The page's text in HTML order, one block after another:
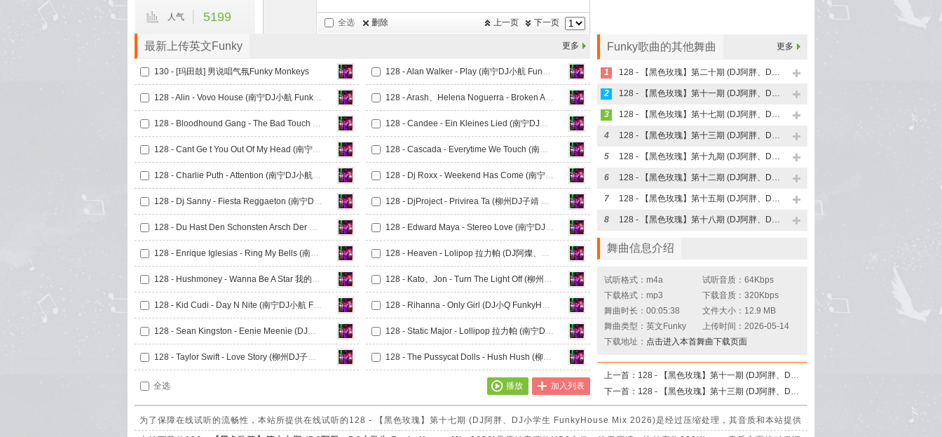
全选 删除 下一页
上一页
人气 5199
最新上传英文Funky 更多
130 - [玛田鼓] 男说唱气氛Funky Monkeys 128 - Alan Walker - Play (南宁DJ小航 FunkyHouse Mix)
128 - Alin - Vovo House (南宁DJ小航 FunkyHouse Mix) 128 - Arash、Helena Noguerra - Broken Angel (DJ小Q FunkyHouse Mix)
128 - Bloodhound Gang - The Bad Touch (DJ糖果、DJ小航 FunkyHouse Mix) 128 - Candee - Ein Kleines Lied (南宁DJ小航 FunkyHouse Mix)
128 - Cant Ge t You Out Of My Head (南宁DJ小航 FunkyHouse Mix) 128 - Cascada - Everytime We Touch (南宁DJ小航 FunkyHouse Mix)
128 - Charlie Puth - Attention (南宁DJ小航 FunkyHouse Mix) 128 - Dj Roxx - Weekend Has Come (南宁DJ小航 FunkyHouse Mix)
128 - Dj Sanny - Fiesta Reggaeton (南宁DJ小航 FunkyHouse Mix) 128 - DjProject - Privirea Ta (柳州DJ子靖 FunkyHouse Mix)
128 - Du Hast Den Schonsten Arsch Der Welt (南宁DJ小航 FunkyHouse Mix) 128 - Edward Maya - Stereo Love (南宁DJ小航 FunkyHouse Mix)
128 - Enrique Iglesias - Ring My Bells (南宁DJ小航 FunkyHouse Mix) 128 - Heaven - Lolipop 拉力帕 (DJ阿燦、DJ小航 FunkyHouse Mix)
128 - Hushmoney - Wanna Be A Star 我的披萨 (南宁DJ小航 FunkyHouse Mix) 128 - Kato、Jon - Turn The Light Off (柳州DJ子靖 FunkyHouse Mix)
128 - Kid Cudi - Day N Nite (南宁DJ小航 FunkyHouse Mix) 128 - Rihanna - Only Girl (DJ小Q FunkyHouse Mix)
128 - Sean Kingston - Eenie Meenie (DJ小Q FunkyHouse Mix) 128 - Static Major - Lollipop 拉力帕 (南宁DJ小航 FunkyHouse Mix)
128 - Taylor Swift - Love Story (柳州DJ子靖 FunkyHouse Mix) 128 - The Pussycat Dolls - Hush Hush (柳州DJ子靖 FunkyHouse Mix)
全选 加入列表
播放
Funky歌曲的其他舞曲 更多
1 128 - 【黑色玫瑰】第二十期 (DJ阿胖、DJ小学生 FunkyHouse Mix 2026)
2 128 - 【黑色玫瑰】第十一期 (DJ阿胖、DJ小学生 FunkyHouse Mix 2026)
3 128 - 【黑色玫瑰】第十七期 (DJ阿胖、DJ小学生 FunkyHouse Mix 2026)
4 128 - 【黑色玫瑰】第十三期 (DJ阿胖、DJ小学生 FunkyHouse Mix 2026)
5 128 - 【黑色玫瑰】第十九期 (DJ阿胖、DJ小学生 FunkyHouse Mix 2026)
6 128 - 【黑色玫瑰】第十二期 (DJ阿胖、DJ小学生 FunkyHouse Mix 2026)
7 128 - 【黑色玫瑰】第十五期 (DJ阿胖、DJ小学生 FunkyHouse Mix 2026)
8 128 - 【黑色玫瑰】第十八期 (DJ阿胖、DJ小学生 FunkyHouse Mix 2026)
舞曲信息介绍
试听格式：m4a
试听音质：64Kbps
下载格式：mp3
下载音质：320Kbps
舞曲时长：00:05:38
文件大小：12.9 MB
舞曲类型：英文Funky
上传时间：2026-05-14
下载地址： 点击进入本首舞曲下载页面
上一首：
128 - 【黑色玫瑰】第十一期 (DJ阿胖、DJ小学生 FunkyHouse Mix 2026)
下一首：
128 - 【黑色玫瑰】第十三期 (DJ阿胖、DJ小学生 FunkyHouse Mix 2026)
为了保障在线试听的流畅性，本站所提供在线试听的128 - 【黑色玫瑰】第十七期 (DJ阿胖、DJ小学生 FunkyHouse Mix 2026)是经过压缩处理，其音质和本站提供